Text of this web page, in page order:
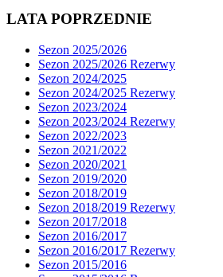
LATA POPRZEDNIE
Sezon 2025/2026
Sezon 2025/2026 Rezerwy
Sezon 2024/2025
Sezon 2024/2025 Rezerwy
Sezon 2023/2024
Sezon 2023/2024 Rezerwy
Sezon 2022/2023
Sezon 2021/2022
Sezon 2020/2021
Sezon 2019/2020
Sezon 2018/2019
Sezon 2018/2019 Rezerwy
Sezon 2017/2018
Sezon 2016/2017
Sezon 2016/2017 Rezerwy
Sezon 2015/2016